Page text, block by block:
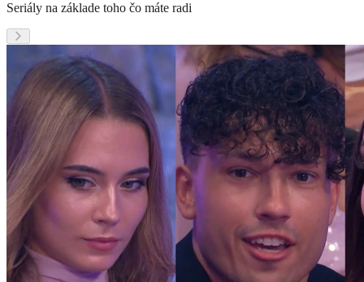
Seriály na základe toho čo máte radi